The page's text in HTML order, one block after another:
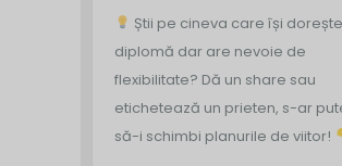
Știi pe cineva care își
diplomă dar are nevoie de
flexibilitate? Dă un share sau
etichetează un prieten, s-ar
să-i schimbi planurile de viitor!